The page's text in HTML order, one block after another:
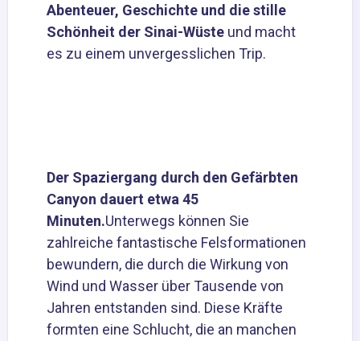
Abenteuer, Geschichte und die stille
Schönheit der Sinai-Wüste und macht
es zu einem unvergesslichen Trip.
Der Spaziergang durch den Gefärbten
Canyon dauert etwa 45
Minuten.Unterwegs können Sie
zahlreiche fantastische Felsformationen
bewundern, die durch die Wirkung von
Wind und Wasser über Tausende von
Jahren entstanden sind. Diese Kräfte
formten eine Schlucht, die an manchen